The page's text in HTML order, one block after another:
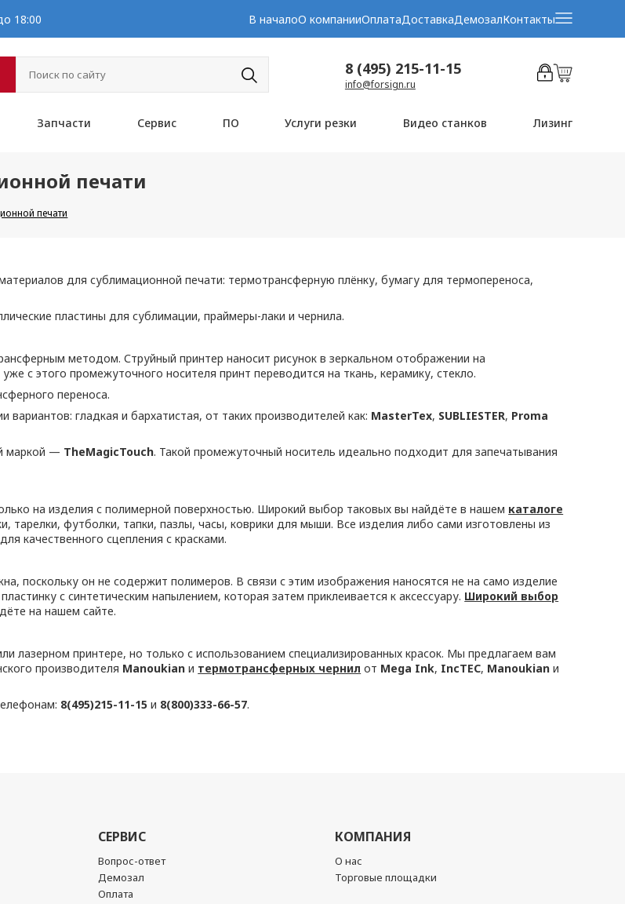
18:00 В началоО компанииОплатаДоставкаДемозалКонтакты
8 (495) 215-11-15
info@forsign.ru
Запчасти Сервис ПО Услуги резки Видео станков Лизинг
печати
печати
для сублимационной печати: термотрансферную плёнку, бумагу для термопереноса,
пластины для сублимации, праймеры-лаки и чернила.
методом. Струйный принтер наносит рисунок в зеркальном отображении на
с этого промежуточного носителя принт переводится на ткань, керамику, стекло.
переноса.
гладкая и бархатистая, от таких производителей как: MasterTex, SUBLIESTER, Proma
маркой — TheMagicTouch. Такой промежуточный носитель идеально подходит для запечатывания
на изделия с полимерной поверхностью. Широкий выбор таковых вы найдёте в нашем каталоге
тарелки, футболки, тапки, пазлы, часы, коврики для мыши. Все изделия либо сами изготовлены из
качественного сцепления с красками.
поскольку он не содержит полимеров. В связи с этим изображения наносятся не на само изделие
с синтетическим напылением, которая затем приклеивается к аксессуару. Широкий выбор
на нашем сайте.
лазерном принтере, но только с использованием специализированных красок. Мы предлагаем вам
производителя Manoukian и термотрансферных чернил от Mega Ink, IncTEC, Manoukian и
8(495)215-11-15 и 8(800)333-66-57.
СЕРВИС
Вопрос-ответ
Демозал
Оплата
КОМПАНИЯ
О нас
Торговые площадки